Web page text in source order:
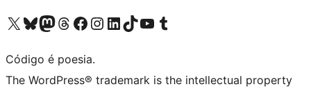
Acessar nossa conta do X (antigo Twitter)
Acessar nossa conta do Bluesky
Acessar nossa conta do Mastodon
Acessar nossa conta do Threads
Acessar nossa página do Facebook
Acessar nossa conta do Instagram
Acessar nossa conta do LinkedIn
Acessar nossa conta do TikTok
Acessar nosso canal do YouTube
Acessar nossa conta no Tumblr
Código é poesia.
The WordPress® trademark is the intellectual property